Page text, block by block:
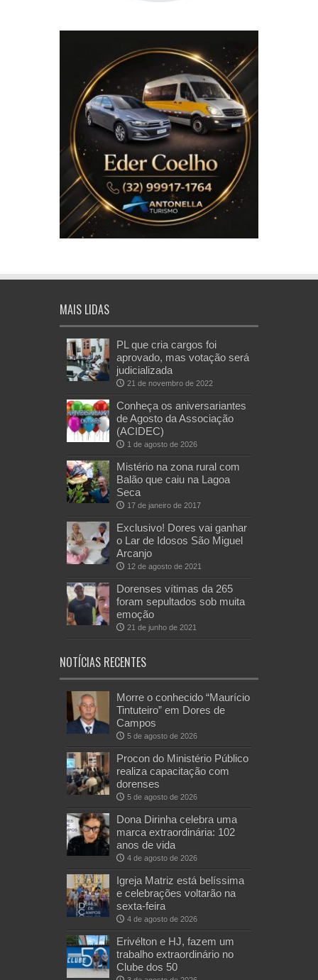
MAIS LIDAS
PL que cria cargos foi
aprovado, mas votação será
judicializada
21 de novembro de 2022
Conheça os aniversariantes
de Agosto da Associação
(ACIDEC)
1 de agosto de 2026
Mistério na zona rural com
Balão que caiu na Lagoa
Seca
17 de janeiro de 2017
Exclusivo! Dores vai ganhar
o Lar de Idosos São Miguel
Arcanjo
12 de agosto de 2021
Dorenses vítimas da 265
foram sepultados sob muita
emoção
21 de junho de 2021
NOTÍCIAS RECENTES
Morre o conhecido “Maurício
Tintuteiro” em Dores de
Campos
5 de agosto de 2026
Procon do Ministério Público
realiza capacitação com
dorenses
5 de agosto de 2026
Dona Dirinha celebra uma
marca extraordinária: 102
anos de vida
4 de agosto de 2026
Igreja Matriz está belíssima
e celebrações voltarão na
sexta-feira
4 de agosto de 2026
Erivélton e HJ, fazem um
trabalho extraordinário no
Clube dos 50